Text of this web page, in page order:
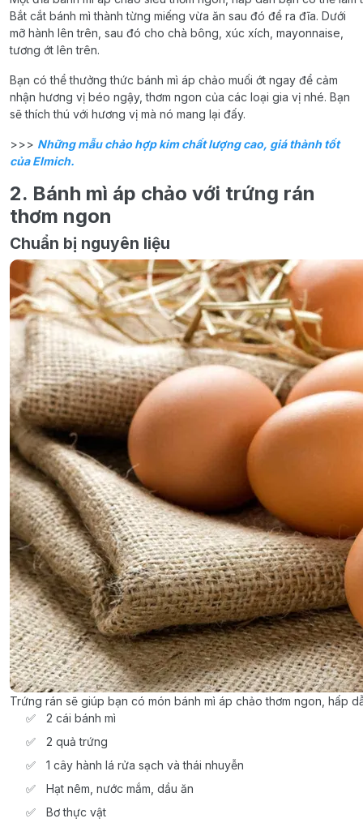
Bắt cắt bánh mì thành từng miếng vừa ăn sau đó để ra đĩa. Dưới
mỡ hành lên trên, sau đó cho chà bông, xúc xích, mayonnaise,
tương ớt lên trên.
Bạn có thể thưởng thức bánh mì áp chảo muối ớt ngay để cảm
nhận hương vị béo ngậy, thơm ngon của các loại gia vị nhé. Bạn
sẽ thích thú với hương vị mà nó mang lại đấy.
>>> Những mẫu chảo hợp kim chất lượng cao, giá thành tốt
của Elmich.
2. Bánh mì áp chảo với trứng rán
thơm ngon
Chuẩn bị nguyên liệu
Trứng rán sẽ giúp bạn có món bánh mì áp chảo thơm ngon, hấp
2 cái bánh mì
2 quả trứng
1 cây hành lá rửa sạch và thái nhuyễn
Hạt nêm, nước mắm, dầu ăn
Bơ thực vật